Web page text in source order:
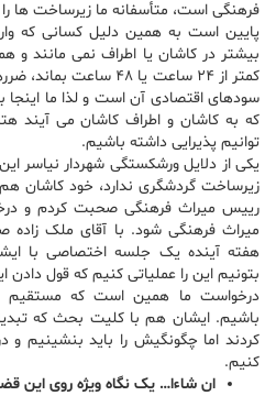
فرهنگی است، متأسفانه ما زیرساخت ها
پایین است به همین دلیل کسانی که
بیشتر در کاشان یا اطراف نمی مانند و
کمتر از ۲۴ ساعت یا ۴۸
سودهای اقتصادی آن است و لذا ما اینجا
که به کاشان و اطراف کاشان می آیند
توانیم پذیرایی داشته باشیم.
یکی از دلایل ورشکستگی شهردار نیاسر
زیرساخت گردشگری ندارد، خود کاشان
رییس میراث فرهنگی صحبت کردم و
میراث فرهنگی شود. با آقای ملک
هفته آینده یک جلسه اختصاصی با
بتونیم این را عملیاتی کنیم که قول دادن
درخواست ما همین است که مستقیم
باشیم. ایشان هم با کلیت بحث که
کردند اما چگونگیش را باید بنشینیم و
کنیم.
ان شاءا… یک نگاه ویژه روی این